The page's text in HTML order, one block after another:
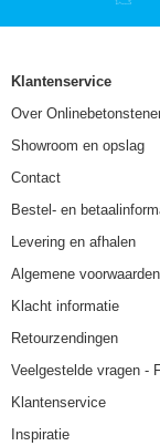
Klantenservice
Over
Showroom en opslag
Contact
Bestel- en
Levering en afhalen
Algemene voorwaarden
Klacht informatie
Retourzendingen
Veelgestelde vragen -
Klantenservice
Inspiratie